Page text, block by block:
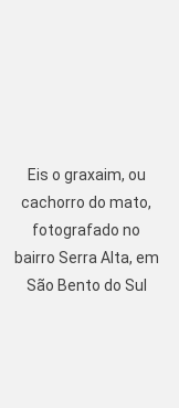
Eis o graxaim, ou
cachorro do mato,
fotografado no
bairro Serra Alta, em
São Bento do Sul